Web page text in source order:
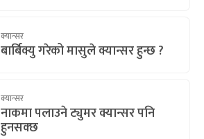
क्यान्सर
बार्बिक्यु गरेको मासुले क्यान्सर हुन्छ ?
क्यान्सर
नाकमा पलाउने ट्युमर क्यान्सर पनि
हुनसक्छ